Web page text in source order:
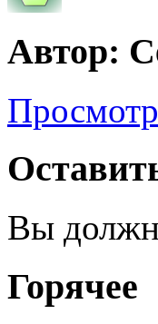
Автор:
Вы
Горячее